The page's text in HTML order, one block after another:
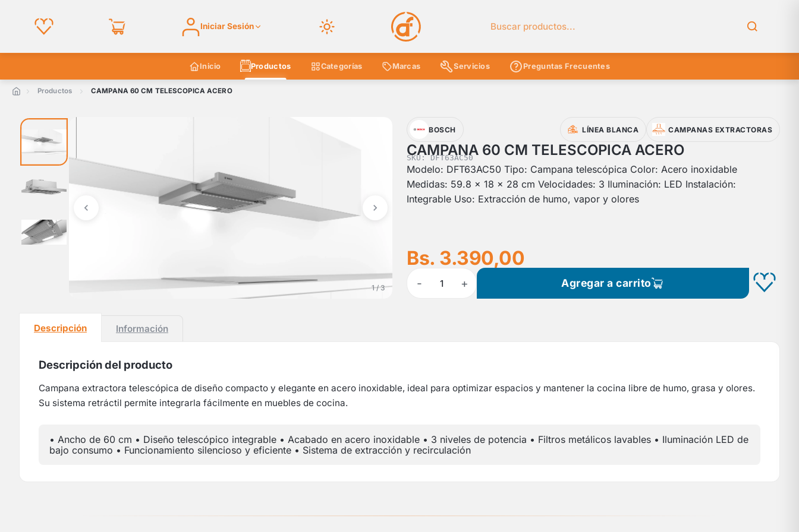
Iniciar Sesión Buscar en el catálogo
Inicio Productos Categorías Marcas Servicios Preguntas Frecuentes
Productos CAMPANA 60 CM TELESCOPICA ACERO
1 / 3
BOSCH LÍNEA BLANCA CAMPANAS EXTRACTORAS
CAMPANA 60 CM TELESCOPICA ACERO
SKU: DFT63AC50
Modelo: DFT63AC50 Tipo: Campana telescópica Color: Acero inoxidable
Medidas: 59.8 x 18 x 28 cm Velocidades: 3 Iluminación: LED Instalación:
Integrable Uso: Extracción de humo, vapor y olores
Bs. 3.390,00
- 1 + Agregar a carrito
Descripción Información
Descripción del producto
Campana extractora telescópica de diseño compacto y elegante en acero inoxidable, ideal para optimizar espacios y mantener la cocina libre de humo, grasa y olores.
Su sistema retráctil permite integrarla fácilmente en muebles de cocina.
• Ancho de 60 cm • Diseño telescópico integrable • Acabado en acero inoxidable • 3 niveles de potencia • Filtros metálicos lavables • Iluminación LED de
bajo consumo • Funcionamiento silencioso y eficiente • Sistema de extracción y recirculación